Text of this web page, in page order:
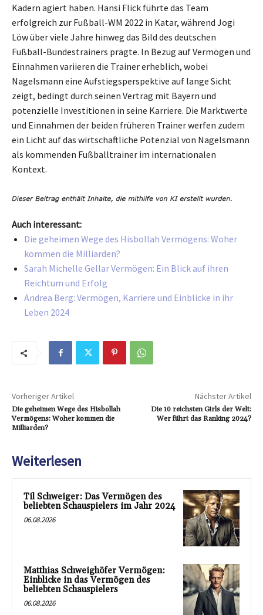
Kadern agiert haben. Hansi Flick führte das Team
erfolgreich zur Fußball-WM 2022 in Katar, während Jogi
Löw über viele Jahre hinweg das Bild des deutschen
Fußball-Bundestrainers prägte. In Bezug auf Vermögen und
Einnahmen variieren die Trainer erheblich, wobei
Nagelsmann eine Aufstiegsperspektive auf lange Sicht
zeigt, bedingt durch seinen Vertrag mit Bayern und
potenzielle Investitionen in seine Karriere. Die Marktwerte
und Einnahmen der beiden früheren Trainer werfen zudem
ein Licht auf das wirtschaftliche Potenzial von Nagelsmann
als kommenden Fußballtrainer im internationalen
Kontext.
Auch interessant:
Die geheimen Wege des Hisbollah Vermögens: Woher
kommen die Milliarden?
Sarah Michelle Gellar Vermögen: Ein Blick auf ihren
Reichtum und Erfolg
Andrea Berg: Vermögen, Karriere und Einblicke in ihr
Leben 2024
Vorheriger Artikel
Die geheimen Wege des Hisbollah
Vermögens: Woher kommen die
Milliarden?
Nächster Artikel
Die 10 reichsten Girls der Welt:
Wer führt das Ranking 2024?
Weiterlesen
Til Schweiger: Das Vermögen des
beliebten Schauspielers im Jahr 2024
06.08.2026
Matthias Schweighöfer Vermögen:
Einblicke in das Vermögen des
beliebten Schauspielers
06.08.2026